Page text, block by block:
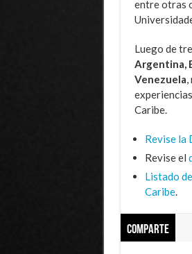
entre otras
Luego de
Argentina,
Venezuela
Caribe.
Revise la
Revise el
Listado
Caribe.
Comparte